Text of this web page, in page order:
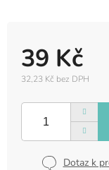
39 Kč
32,23 Kč bez DPH
cena:
Dotaz k